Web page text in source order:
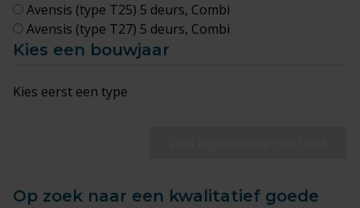
Avensis (type T25) 5 deurs, Combi
Avensis (type T27) 5 deurs, Combi
Kies een bouwjaar
Kies eerst een type
Op zoek naar een kwalitatief goede